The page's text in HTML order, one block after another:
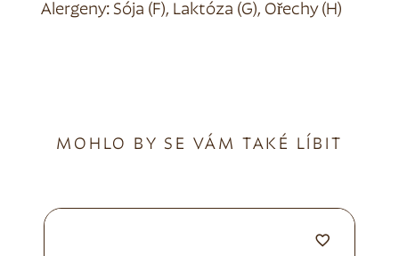
Alergeny: Sója (F), Laktóza (G), Ořechy (H)
MOHLO BY SE VÁM TAKÉ LÍBIT